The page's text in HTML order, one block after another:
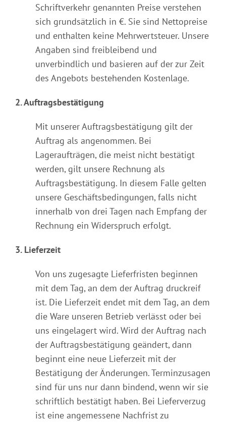
Schriftverkehr genannten Preise verstehen
sich grundsätzlich in €. Sie sind Nettopreise
und enthalten keine Mehrwertsteuer. Unsere
Angaben sind freibleibend und
unverbindlich und basieren auf der zur Zeit
des Angebots bestehenden Kostenlage.
2. Auftragsbestätigung
Mit unserer Auftragsbestätigung gilt der
Auftrag als angenommen. Bei
Lageraufträgen, die meist nicht bestätigt
werden, gilt unsere Rechnung als
Auftragsbestätigung. In diesem Falle gelten
unsere Geschäftsbedingungen, falls nicht
innerhalb von drei Tagen nach Empfang der
Rechnung ein Widerspruch erfolgt.
3. Lieferzeit
Von uns zugesagte Lieferfristen beginnen
mit dem Tag, an dem der Auftrag druckreif
ist. Die Lieferzeit endet mit dem Tag, an dem
die Ware unseren Betrieb verlässt oder bei
uns eingelagert wird. Wird der Auftrag nach
der Auftragsbestätigung geändert, dann
beginnt eine neue Lieferzeit mit der
Bestätigung der Änderungen. Terminzusagen
sind für uns nur dann bindend, wenn wir sie
schriftlich bestätigt haben. Bei Lieferverzug
ist eine angemessene Nachfrist zu